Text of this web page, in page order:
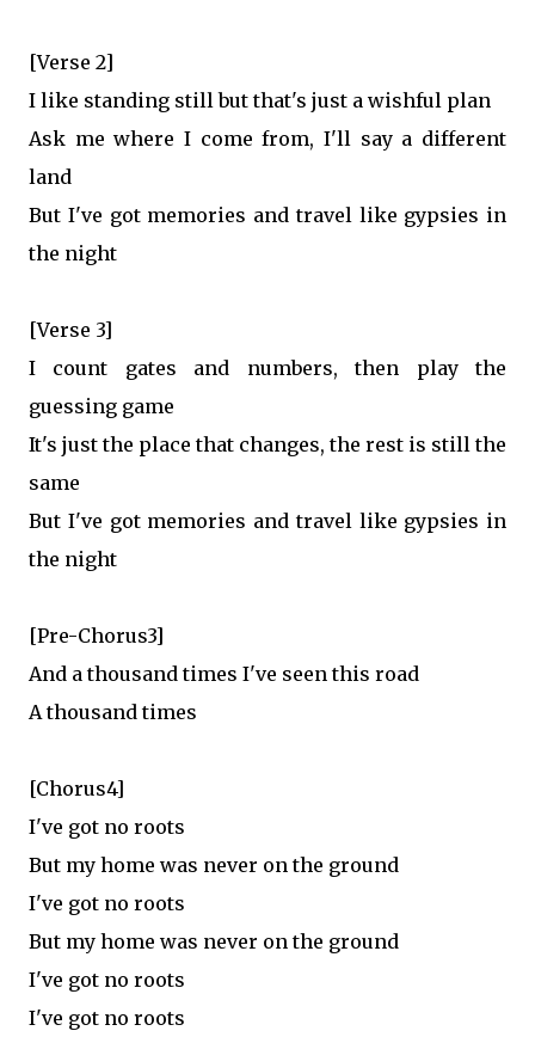
[Verse 2]
I like standing still but that's just a wishful plan
Ask me where I come from, I'll say a different
land
But I've got memories and travel like gypsies in
the night
[Verse 3]
I count gates and numbers, then play the
guessing game
It's just the place that changes, the rest is still the
same
But I've got memories and travel like gypsies in
the night
[Pre-Chorus3]
And a thousand times I've seen this road
A thousand times
[Chorus4]
I've got no roots
But my home was never on the ground
I've got no roots
But my home was never on the ground
I've got no roots
I've got no roots